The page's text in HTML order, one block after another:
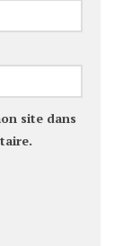
site dans